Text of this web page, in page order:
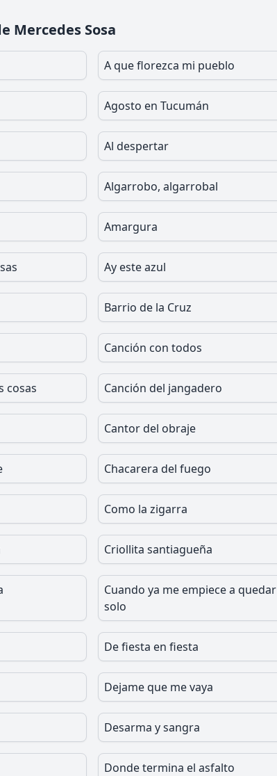
Mercedes Sosa
A que florezca mi pueblo
Agosto en Tucumán
Al despertar
Algarrobo, algarrobal
Amargura
Ay este azul
Barrio de la Cruz
Canción con todos
cosas Canción del jangadero
Cantor del obraje
Chacarera del fuego
Como la zigarra
Criollita santiagueña
Cuando ya me empiece a quedar
solo
De fiesta en fiesta
Dejame que me vaya
Desarma y sangra
Donde termina el asfalto